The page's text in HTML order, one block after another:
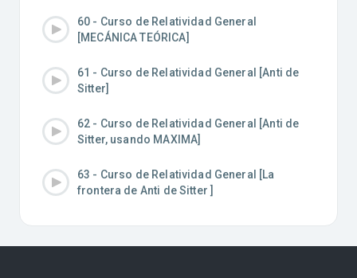
60 - Curso de Relatividad General
[MECÁNICA TEÓRICA]
61 - Curso de Relatividad General [Anti de
Sitter]
62 - Curso de Relatividad General [Anti de
Sitter, usando MAXIMA]
63 - Curso de Relatividad General [La
frontera de Anti de Sitter ]